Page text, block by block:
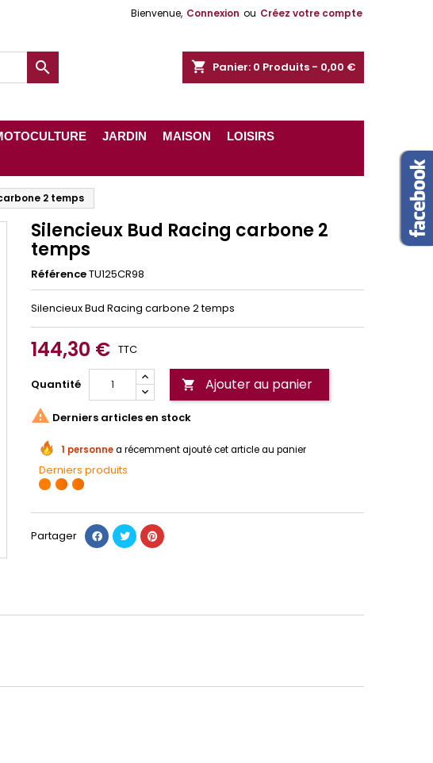
Bienvenue, Connexion ou Créez votre compte
shopping_cart Panier: 0 Produits - 0,00 €

JARDIN MAISON
LOISIRS
2 temps
Silencieux Bud Racing carbone 2
temps
RéférenceTU125CR98
Silencieux Bud Racing carbone 2 temps
144,30 € TTC
Quantité  Ajouter au panier
 Derniers articles en stock
1 personnea récemment ajouté cet article au panier
Derniers produits
Partager